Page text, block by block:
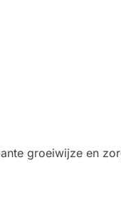
groeiwijze en